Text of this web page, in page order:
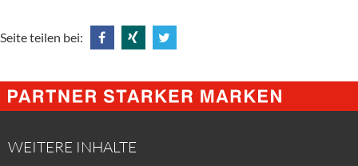
Seite teilen bei:
@
Facebook
@
Xing
@
Twitter
WEITERE INHALTE